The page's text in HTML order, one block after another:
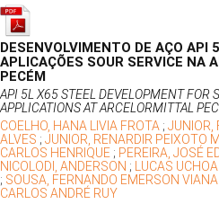
DESENVOLVIMENTO DE AÇO API
APLICAÇÕES SOUR SERVICE NA
PECÉM
API 5L X65 STEEL DEVELOPMENT FOR
APPLICATIONS AT ARCELORMITTAL
COELHO, HANA LIVIA FROTA ; JUNIOR,
ALVES ; JUNIOR, RENARDIR PEIXOTO
CARLOS HENRIQUE ; PEREIRA, JOSÉ
NICOLODI, ANDERSON ; LUCAS UCHOA
; SOUSA, FERNANDO EMERSON VIANA
CARLOS ANDRÉ RUY